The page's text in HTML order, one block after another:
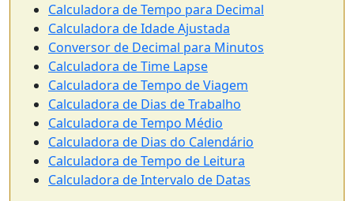
Calculadora de Tempo para Decimal
Calculadora de Idade Ajustada
Conversor de Decimal para Minutos
Calculadora de Time Lapse
Calculadora de Tempo de Viagem
Calculadora de Dias de Trabalho
Calculadora de Tempo Médio
Calculadora de Dias do Calendário
Calculadora de Tempo de Leitura
Calculadora de Intervalo de Datas